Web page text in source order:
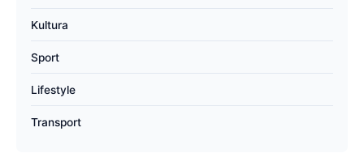
Kultura
Sport
Lifestyle
Transport